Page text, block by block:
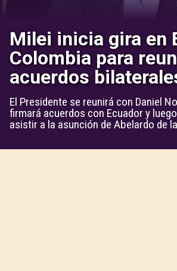
Milei inicia gira en
Colombia para
acuerdos
El Presidente se reunirá con Daniel
firmará acuerdos con Ecuador y
asistir a la asunción de Abelardo de